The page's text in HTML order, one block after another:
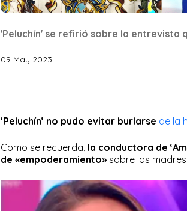
'Peluchín' se refirió sobre la entrevista
09 May 2023
‘Peluchín’ no pudo evitar burlarse de la
Como se recuerda, la conductora de
de «empoderamiento» sobre las